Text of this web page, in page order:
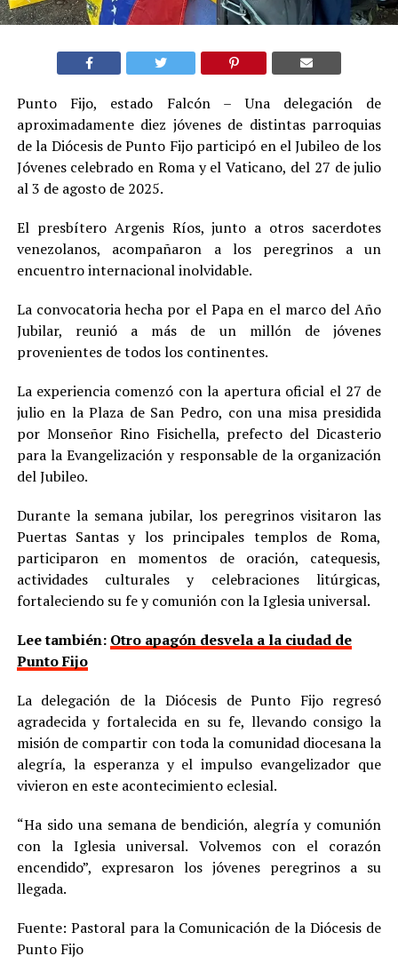
Punto Fijo, estado Falcón – Una delegación de
aproximadamente diez jóvenes de distintas parroquias
de la Diócesis de Punto Fijo participó en el Jubileo de los
Jóvenes celebrado en Roma y el Vaticano, del 27 de julio
al 3 de agosto de 2025.
El presbítero Argenis Ríos, junto a otros sacerdotes
venezolanos, acompañaron a los peregrinos a un
encuentro internacional inolvidable.
La convocatoria hecha por el Papa en el marco del Año
Jubilar, reunió a más de un millón de jóvenes
provenientes de todos los continentes.
La experiencia comenzó con la apertura oficial el 27 de
julio en la Plaza de San Pedro, con una misa presidida
por Monseñor Rino Fisichella, prefecto del Dicasterio
para la Evangelización y responsable de la organización
del Jubileo.
Durante la semana jubilar, los peregrinos visitaron las
Puertas Santas y los principales templos de Roma,
participaron en momentos de oración, catequesis,
actividades culturales y celebraciones litúrgicas,
fortaleciendo su fe y comunión con la Iglesia universal.
Lee también: Otro apagón desvela a la ciudad de
Punto Fijo
La delegación de la Diócesis de Punto Fijo regresó
agradecida y fortalecida en su fe, llevando consigo la
misión de compartir con toda la comunidad diocesana la
alegría, la esperanza y el impulso evangelizador que
vivieron en este acontecimiento eclesial.
“Ha sido una semana de bendición, alegría y comunión
con la Iglesia universal. Volvemos con el corazón
encendido”, expresaron los jóvenes peregrinos a su
llegada.
Fuente: Pastoral para la Comunicación de la Diócesis de
Punto Fijo